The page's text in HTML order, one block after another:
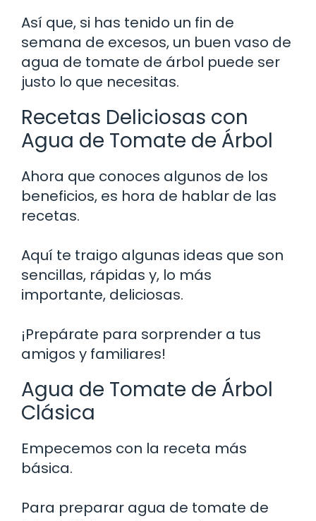
Así que, si has tenido un fin de
semana de excesos, un buen vaso de
agua de tomate de árbol puede ser
justo lo que necesitas.
Recetas Deliciosas con
Agua de Tomate de Árbol
Ahora que conoces algunos de los
beneficios, es hora de hablar de las
recetas.
Aquí te traigo algunas ideas que son
sencillas, rápidas y, lo más
importante, deliciosas.
¡Prepárate para sorprender a tus
amigos y familiares!
Agua de Tomate de Árbol
Clásica
Empecemos con la receta más
básica.
Para preparar agua de tomate de